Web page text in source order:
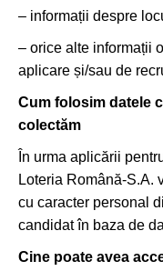
– informații despre
– orice alte informații
aplicare și/sau de
Cum folosim datele
colectăm
În urma aplicării
Loteria Română-S.A.
cu caracter personal
candidat în baza de
Cine poate avea